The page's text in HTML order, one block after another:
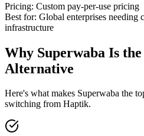
Pricing: Custom pay-per-use pricing
Best for: Global enterprises needing
infrastructure
Why Superwaba Is the
Alternative
Here's what makes Superwaba the
switching from Haptik.